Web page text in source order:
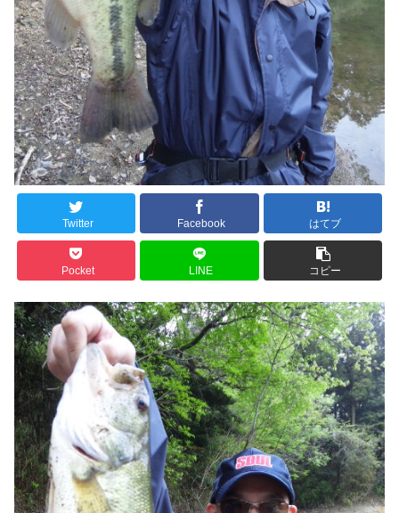
Twitter Facebook はてブ
Pocket LINE コピー